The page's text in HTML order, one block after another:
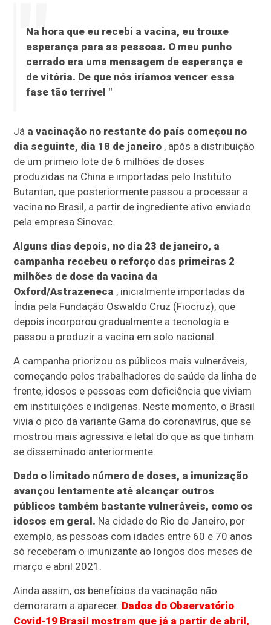
Na hora que eu recebi a vacina, eu trouxe
esperança para as pessoas. O meu punho
cerrado era uma mensagem de esperança e
de vitória. De que nós iríamos vencer essa
fase tão terrível "
Já a vacinação no restante do país começou no
dia seguinte, dia 18 de janeiro , após a distribuição
de um primeio lote de 6 milhões de doses
produzidas na China e importadas pelo Instituto
Butantan, que posteriormente passou a processar a
vacina no Brasil, a partir de ingrediente ativo enviado
pela empresa Sinovac.
Alguns dias depois, no dia 23 de janeiro, a
campanha recebeu o reforço das primeiras 2
milhões de dose da vacina da
Oxford/Astrazeneca , inicialmente importadas da
Índia pela Fundação Oswaldo Cruz (Fiocruz), que
depois incorporou gradualmente a tecnologia e
passou a produzir a vacina em solo nacional.
A campanha priorizou os públicos mais vulneráveis,
começando pelos trabalhadores de saúde da linha de
frente, idosos e pessoas com deficiência que viviam
em instituições e indígenas. Neste momento, o Brasil
vivia o pico da variante Gama do coronavírus, que se
mostrou mais agressiva e letal do que as que tinham
se disseminado anteriormente.
Dado o limitado número de doses, a imunização
avançou lentamente até alcançar outros
públicos também bastante vulneráveis, como os
idosos em geral. Na cidade do Rio de Janeiro, por
exemplo, as pessoas com idades entre 60 e 70 anos
só receberam o imunizante ao longos dos meses de
março e abril 2021.
Ainda assim, os benefícios da vacinação não
demoraram a aparecer. Dados do Observatório
Covid-19 Brasil mostram que já a partir de abril,